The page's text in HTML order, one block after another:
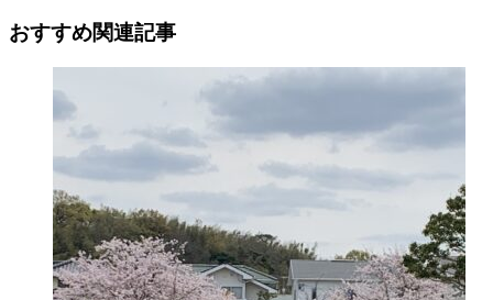
おすすめ関連記事